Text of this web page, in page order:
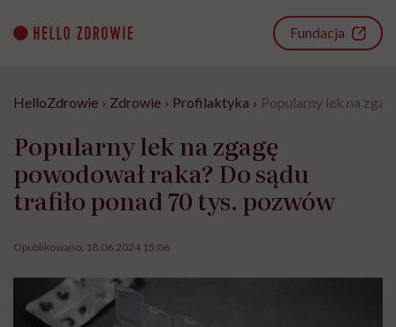
content
Fundacja
HelloZdrowie › Zdrowie › Profilaktyka › Popularny lek na
Popularny lek na zgagę
powodował raka? Do sądu
trafiło ponad 70 tys. pozwów
Opublikowano: 18.06.2024 15:06